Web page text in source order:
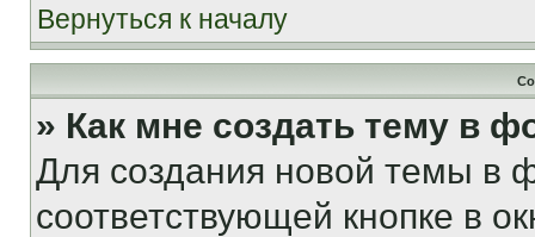
Вернуться к началу
» Как мне создать тему в
Для создания новой темы в
соответствующей кнопке в